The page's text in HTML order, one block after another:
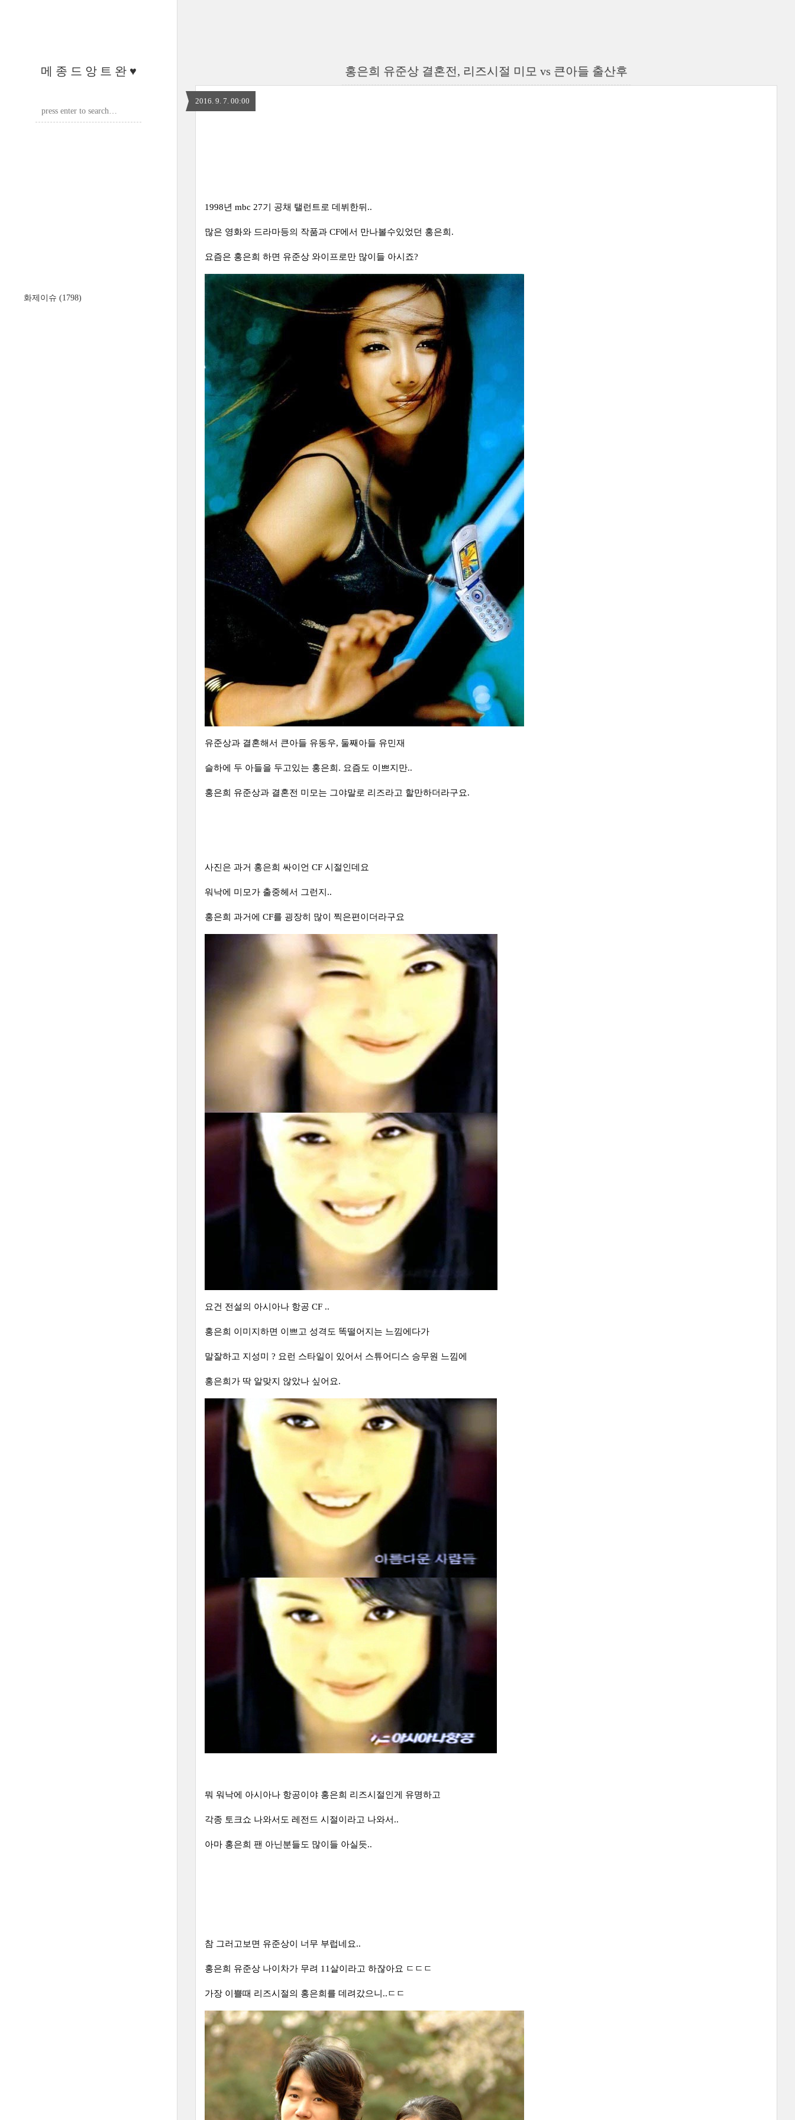
메 종 드 앙 트 완 ♥
화제이슈 (1798)
홍은희 유준상 결혼전, 리즈시절 미모 vs 큰아들 출산후
2016. 9. 7. 00:00
1998년 mbc 27기 공채 탤런트로 데뷔한뒤..
많은 영화와 드라마등의 작품과 CF에서 만나볼수있었던 홍은희.
요즘은 홍은희 하면 유준상 와이프로만 많이들 아시죠?
유준상과 결혼해서 큰아들 유동우, 둘째아들 유민재
슬하에 두 아들을 두고있는 홍은희. 요즘도 이쁘지만..
홍은희 유준상과 결혼전 미모는 그야말로 리즈라고 할만하더라구요.
사진은 과거 홍은희 싸이언 CF 시절인데요
워낙에 미모가 출중헤서 그런지..
홍은희 과거에 CF를 굉장히 많이 찍은편이더라구요
요건 전설의 아시아나 항공 CF ..
홍은희 이미지하면 이쁘고 성격도 똑떨어지는 느낌에다가
말잘하고 지성미 ? 요런 스타일이 있어서 스튜어디스 승무원 느낌에
홍은희가 딱 알맞지 않았나 싶어요.
뭐 워낙에 아시아나 항공이야 홍은희 리즈시절인게 유명하고
각종 토크쇼 나와서도 레전드 시절이라고 나와서..
아마 홍은희 팬 아닌분들도 많이들 아실듯..
참 그러고보면 유준상이 너무 부럽네요..
홍은희 유준상 나이차가 무려 11살이라고 하잖아요 ㄷㄷㄷ
가장 이쁠때 리즈시절의 홍은희를 데려갔으니..ㄷㄷ